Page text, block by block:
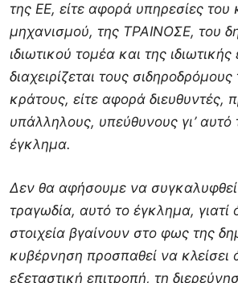
της ΕΕ, είτε αφορά υπηρεσίες του
μηχανισμού, της ΤΡΑΙΝΟΣΕ, του
ιδιωτικού τομέα και της ιδιωτικής
διαχειρίζεται τους
κράτους, είτε αφορά διευθυντές,
υπάλληλους, υπεύθυνους γι’ αυτό
έγκλημα.
Δεν θα αφήσουμε να
τραγωδία, αυτό το έγκλημα, γιατί
στοιχεία βγαίνουν στο φως της
κυβέρνηση προσπαθεί να
εξεταστική επιτροπή, τη